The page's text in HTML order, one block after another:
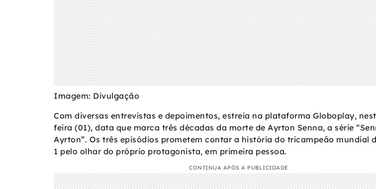
Imagem: Divulgação
Com diversas entrevistas e depoimentos, estreia na plataforma Globoplay,
feira (01), data que marca três décadas da morte de Ayrton Senna, a série
Ayrton”. Os três episódios prometem contar a história do tricampeão mundial
1 pelo olhar do próprio protagonista, em primeira pessoa.
CONTINUA APÓS A PUBLICIDADE